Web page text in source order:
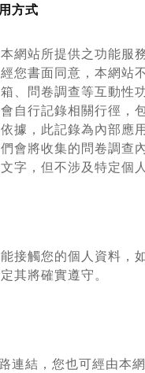
方式
網站所提供之功能服
您書面同意，本網站
、問卷調查等互動性
自行記錄相關行徑，
據，此記錄為內部應
會將收集的問卷調查
字，但不涉及特定個人
接觸您的個人資料，
其將確實遵守。
連結，您也可經由本